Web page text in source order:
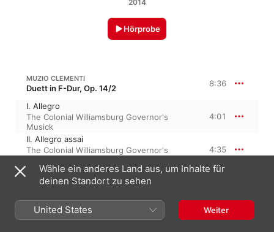
2014
Hörprobe
MUZIO CLEMENTI
Duett in F-Dur, Op. 14/2 8:36
I. Allegro
The Colonial Williamsburg Governor's
Musick
4:01
II. Allegro assai
The Colonial Williamsburg Governor's
4:35
GEORG FRIEDRICH HÄNDEL
I. Larghetto
1:49
Wähle ein anderes Land aus, um Inhalte für
deinen Standort zu sehen
United States Weiter